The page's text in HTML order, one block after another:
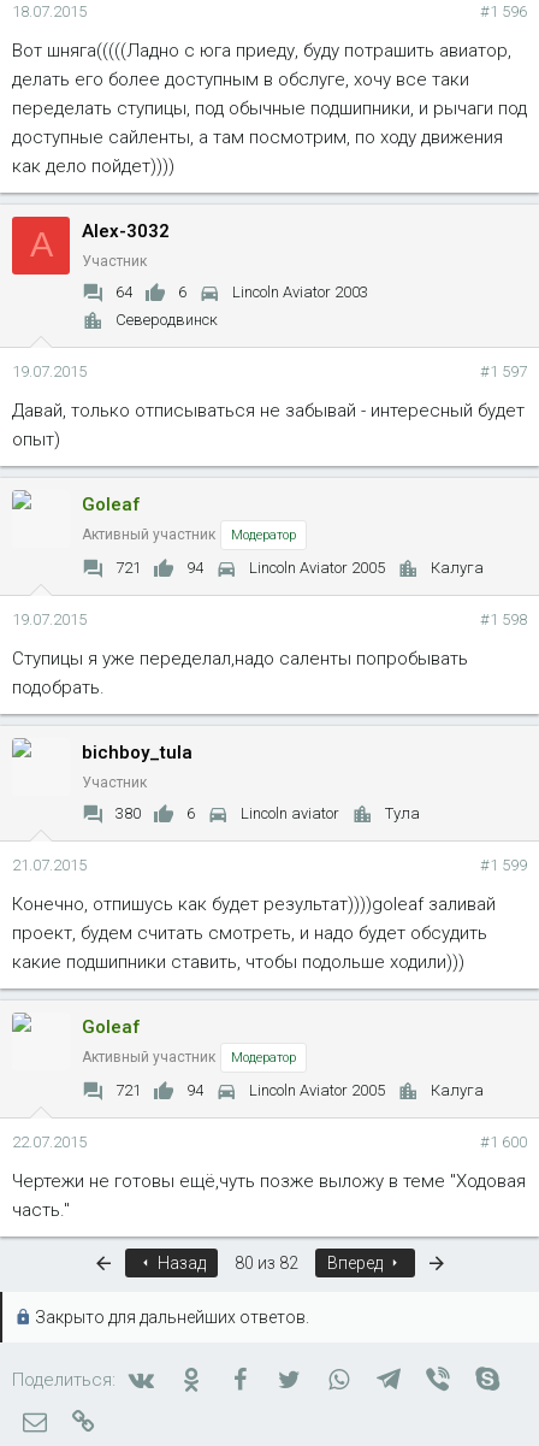
18.07.2015 #1 596
Вот шняга(((((Ладно с юга приеду, буду потрашить авиатор,
делать его более доступным в обслуге, хочу все таки
переделать ступицы, под обычные подшипники, и рычаги под
доступные сайленты, а там посмотрим, по ходу движения
как дело пойдет))))
A Alex-3032
Участник
64 6
Lincoln Aviator 2003
Северодвинск
19.07.2015 #1 597
Давай, только отписываться не забывай - интересный будет
опыт)
Goleaf
Активный участник Модератор
721 94 Lincoln Aviator 2005 Калуга
19.07.2015 #1 598
Ступицы я уже переделал,надо саленты попробывать
подобрать.
bichboy_tula
Участник
380 6 Lincoln aviator Тула
21.07.2015 #1 599
Конечно, отпишусь как будет результат))))goleaf заливай
проект, будем считать смотреть, и надо будет обсудить
какие подшипники ставить, чтобы подольше ходили)))
Goleaf
Активный участник Модератор
721 94 Lincoln Aviator 2005 Калуга
22.07.2015 #1 600
Чертежи не готовы ещё,чуть позже выложу в теме "Ходовая
часть."
ПервыйНазад 80 из 82 Вперед
Закрыто для дальнейших ответов.
Поделиться: ВконтактеОдноклассники
FacebookTwitterWhatsAppTelegram
Viber
Электронная почта